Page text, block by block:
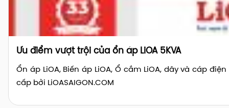
Ưu điểm vượt trội của ổn áp LiOA 5KVA
Ổn áp LiOA, Biến áp LiOA, Ổ cắm LiOA, dây và cáp
cấp bởi LiOASAIGON.COM